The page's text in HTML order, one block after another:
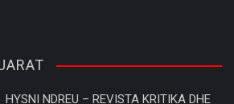
HYSNI NDREU – REVISTA KRITIKA DHE